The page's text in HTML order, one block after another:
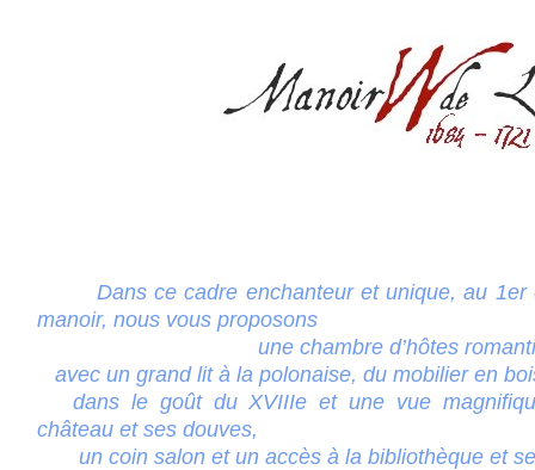
Dans ce cadre enchanteur et unique, au 1er
manoir, nous vous proposons
une chambre d’hôtes
avec un grand lit à la polonaise, du mobilier en
dans le goût du XVIIIe et une vue
château et ses douves,
un coin salon et un accès à la bibliothèque et